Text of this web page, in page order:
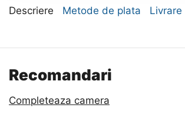
Descriere Metode de plata Livrare
Recomandari
Completeaza camera